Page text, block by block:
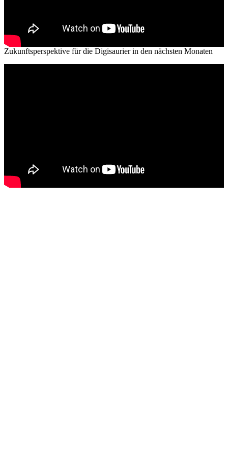
Zukunftsperspektive für die Digisaurier in den nächsten Monaten